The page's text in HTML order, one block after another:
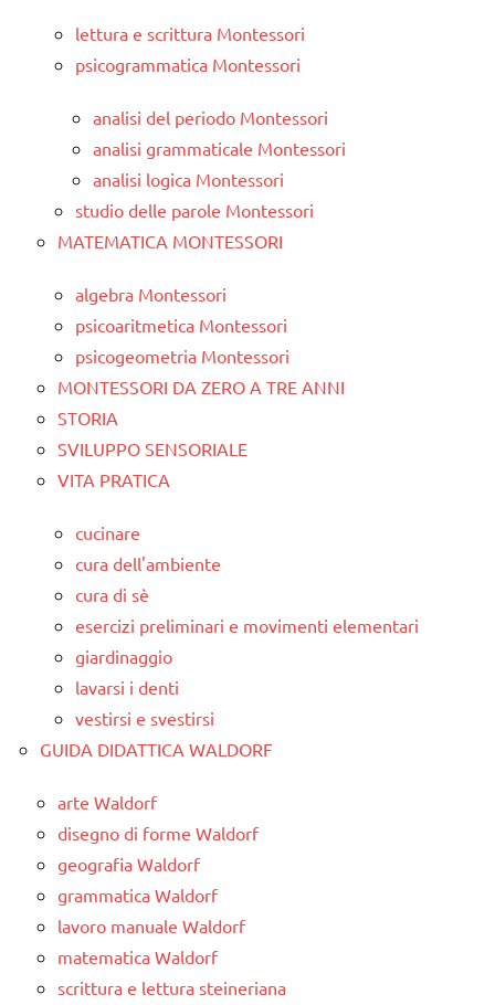
lettura e scrittura Montessori
psicogrammatica Montessori
analisi del periodo Montessori
analisi grammaticale Montessori
analisi logica Montessori
studio delle parole Montessori
MATEMATICA MONTESSORI
algebra Montessori
psicoaritmetica Montessori
psicogeometria Montessori
MONTESSORI DA ZERO A TRE ANNI
STORIA
SVILUPPO SENSORIALE
VITA PRATICA
cucinare
cura dell'ambiente
cura di sè
esercizi preliminari e movimenti elementari
giardinaggio
lavarsi i denti
vestirsi e svestirsi
GUIDA DIDATTICA WALDORF
arte Waldorf
disegno di forme Waldorf
geografia Waldorf
grammatica Waldorf
lavoro manuale Waldorf
matematica Waldorf
scrittura e lettura steineriana